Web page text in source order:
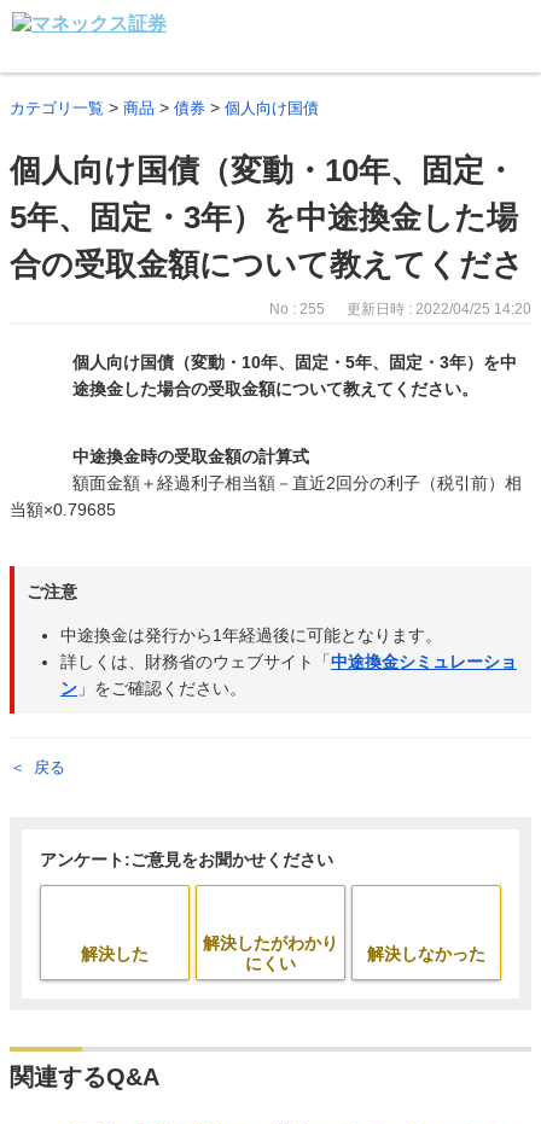
カテゴリ一覧 > 商品 > 債券 > 個人向け国債
個人向け国債（変動・10年、固定・
5年、固定・3年）を中途換金した場
合の受取金額について教えてくださ
No : 255 更新日時 : 2022/04/25 14:20
個人向け国債（変動・10年、固定・5年、固定・3年）を中
途換金した場合の受取金額について教えてください。
中途換金時の受取金額の計算式
額面金額＋経過利子相当額－直近2回分の利子（税引前）相
当額×0.79685
ご注意
中途換金は発行から1年経過後に可能となります。
詳しくは、財務省のウェブサイト「中途換金シミュレーショ
ン 」をご確認ください。
戻る
アンケート:ご意見をお聞かせください
解決した
解決したがわかり
にくい
解決しなかった
関連するQ&A